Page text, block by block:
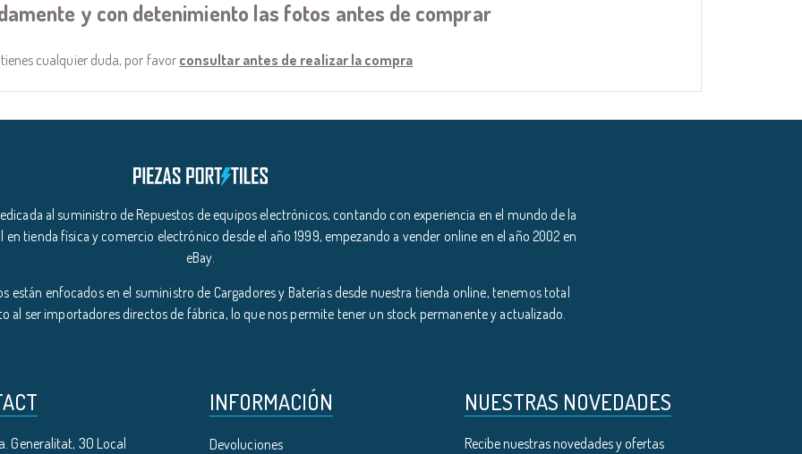
y con detenimiento las fotos antes de comprar
cualquier duda, por favor consultar antes de realizar la compra
al suministro de Repuestos de equipos electrónicos, contando con experiencia en el mundo de la
tienda física y comercio electrónico desde el año 1999, empezando a vender online en el año 2002 en
eBay.
están enfocados en el suministro de Cargadores y Baterías desde nuestra tienda online, tenemos total
al ser importadores directos de fábrica, lo que nos permite tener un stock permanente y actualizado.
Generalitat, 30 Local
INFORMACIÓN
Devoluciones
NUESTRAS NOVEDADES
Recibe nuestras novedades y ofertas